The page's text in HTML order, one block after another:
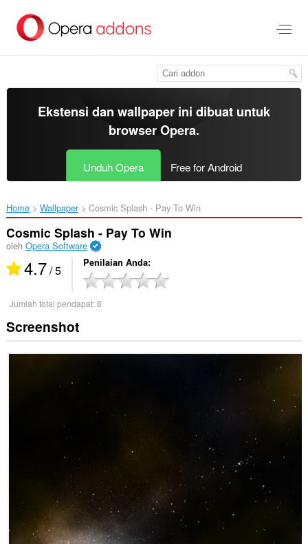
konten
Ekstensi dan wallpaper ini dibuat untuk
browser Opera.
Unduh Opera Free for Android
Home Wallpaper Cosmic Splash - Pay To Win‎
Cosmic Splash - Pay To Win
oleh Opera Software
4.7/ 5 Penilaian Anda
Jumlah total pendapat:8
Screenshot